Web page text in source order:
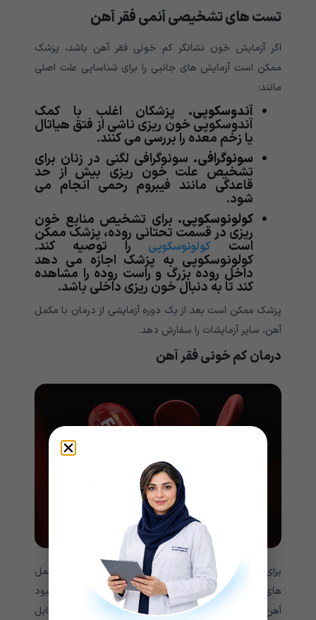
تست های تشخیصی آنمی فقر آهن
اگر آزمایش خون نشانگر کم خونی فقر آهن باشد، پزشک
ممکن است آزمایش های جانبی را برای شناسایی علت اصلی
مانند:
آندوسکوپی. پزشکان اغلب با کمک
آندوسکوپی خون ریزی ناشی از فتق هیاتال
یا زخم معده را بررسی می کنند.
سونوگرافی. سونوگرافی لگنی در زنان برای
تشخیص علت خون ریزی بیش از حد
قاعدگی مانند فیبروم رحمی انجام می
شود.
کولونوسکوپی. برای تشخیص منابع خون
ریزی در قسمت تحتانی روده، پزشک ممکن
است کولونوسکوپی را توصیه کند.
کولونوسکوپی به پزشک اجازه می دهد
داخل روده بزرگ و راست روده را مشاهده
کند تا به دنبال خون ریزی داخلی باشد.
پزشک ممکن است بعد از یک دوره آزمایشی از درمان با مکمل
آهن، سایر آزمایشات را سفارش دهد.
درمانکم خونی فقر آهن
برای درمان کم خونی فقر آهن، پزشک می تواند مصرف مکمل
های آهن را توصیه کند و در صورت لزوم نیز علت اصلی کمبود
آهن را درمان خواهد کرد. حتی اگر علت کمبود آهن قابل